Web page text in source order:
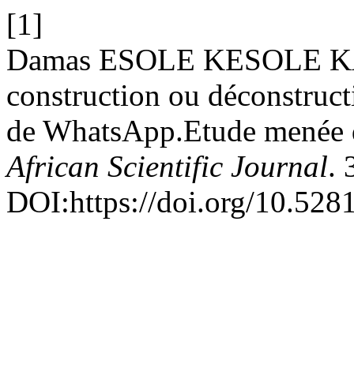
[1]
Damas ESOLE KESOLE
construction ou
de WhatsApp.Etude
African Scientific Journal.
DOI:https://doi.org/